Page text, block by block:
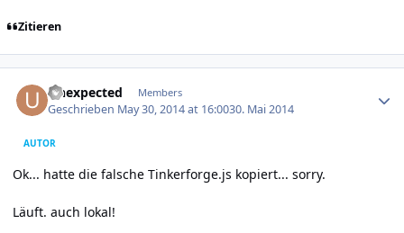
Zitieren
Unexpected Members
Geschrieben May 30, 2014 at 16:0030. Mai 2014
AUTOR
Ok... hatte die falsche Tinkerforge.js kopiert... sorry.
Läuft. auch lokal!